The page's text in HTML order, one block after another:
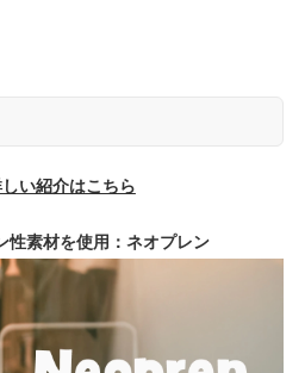
い紹介はこちら
性素材を使用：ネオプレン